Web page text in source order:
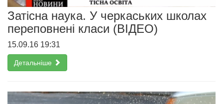
Затісна наука. У черкаських школах
переповнені класи (ВІДЕО)
15.09.16 19:31
Детальніше